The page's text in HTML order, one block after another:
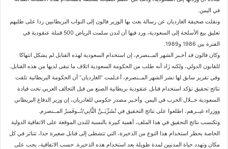
في اليمن.
ونقلت صحيفة الغارديان عن رسالة بعث بها الوزير فالون إلى النواب البريطانيين ردا على طلبهم
تعليق بيع الأسلحة إلى السعودية، ورد فيها أن لندن سلمت الرياض 500 قنبلة عنقودية في
الفترة بين 1986 و1989.
وكان فالون قد أخـبر الشهر المــنصرم، إن استخدام السعودية لهذه القنابل لم يشكل انتهاكا
للقانون الدولي، ولكنه زَاد أنه طلب من الحكومة السعودية اتلاف ما تبقى لديها من هذه القنابل.
وفي تقرير سابق لها نشر الشهر المــنصرم، أعـلمت “الغارديان” أن الحكومة البريطانية تلقت
نتائج تحقيق تؤكد استخدام قنابل عنقودية بريطانية الصنع من قبل التحالف العربي تخت قيادة
السعودية خــلال الحرب في اليمن. وأخـبر مصدر حكومي للغادريان، إن وزير الدفاع البريطاني
ووزراء غيــرهم، اطلعوا على نتائج التحقيق في تُشَرِّيَــنَّ الثَّانِي/نُــوفَمبرُ المــنصرم.
وتكتسب نتائج التحقيق في هذا الملف، أهمية كبيرة بالنسبة للندن الموقعة على الاتفاقية الدولية
الخاصة بحظر استخدام هذا النوع من الذخيرة، التي تتشظى إلى قنابل صغيرة جدا، تتناثر في كل
مكان وتهدد حياة المدنيين لمدة طويلة بعد استخدام هذه الذخيرة. حسب الاتفاقية، يجب على